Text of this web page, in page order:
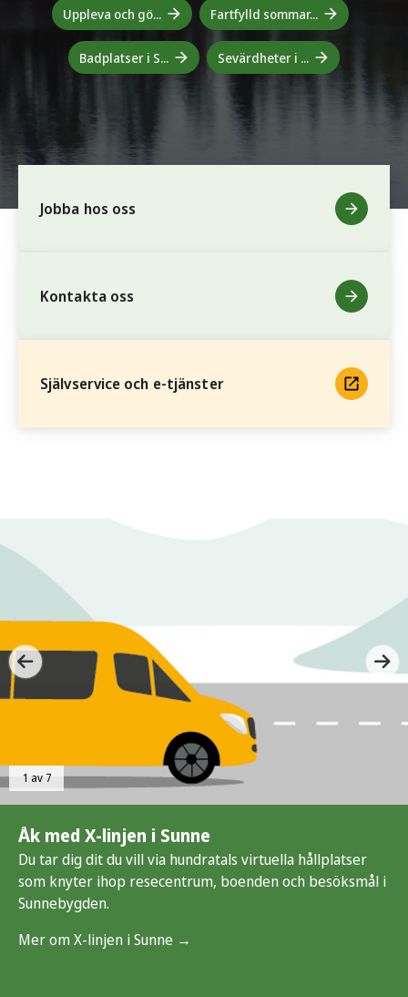
Uppleva och gö... Fartfylld sommar...
Badplatser i S... Sevärdheter i ...
Jobba hos oss
Kontakta oss
Självservice och e-tjänster
/kommun/nyhetsarkiv/2026/juni/ak-dit-du-vill-i-sunne-
1 av 7
Åk med X-linjen i Sunne
Du tar dig dit du vill via hundratals virtuella hållplatser
som knyter ihop resecentrum, boenden och besöksmål i
Sunnebygden.
Mer om X-linjen i Sunne →